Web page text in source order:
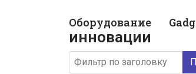
Оборудование
инновации
Фильтр по заголовку